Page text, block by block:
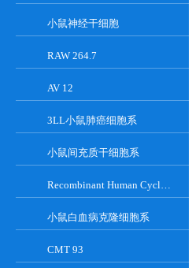
小鼠神经干细胞
RAW 264.7
AV 12
3LL小鼠肺癌细胞系
小鼠间充质干细胞系
Recombinant Human Cyclin-Dependent Kinase Inhibitor 2A
小鼠白血病克隆细胞系
CMT 93